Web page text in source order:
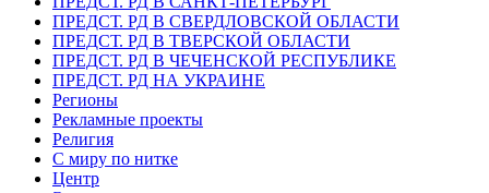
ПРЕДСТ. РД В СВЕРДЛОВСКОЙ ОБЛАСТИ
ПРЕДСТ. РД В ТВЕРСКОЙ ОБЛАСТИ
ПРЕДСТ. РД В ЧЕЧЕНСКОЙ РЕСПУБЛИКЕ
ПРЕДСТ. РД НА УКРАИНЕ
Регионы
Рекламные проекты
Религия
С миру по нитке
Центр